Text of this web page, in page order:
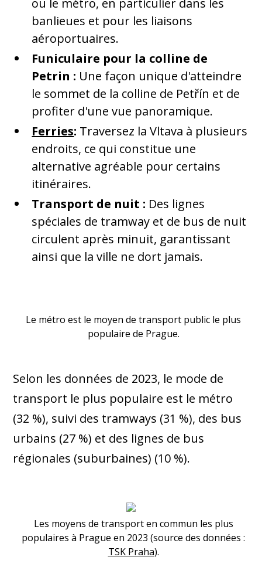
ou le métro, en particulier dans les
banlieues et pour les liaisons
aéroportuaires.
Funiculaire pour la colline de
Petrin : Une façon unique d'atteindre
le sommet de la colline de Petřín et de
profiter d'une vue panoramique.
Ferries: Traversez la Vltava à plusieurs
endroits, ce qui constitue une
alternative agréable pour certains
itinéraires.
Transport de nuit : Des lignes
spéciales de tramway et de bus de nuit
circulent après minuit, garantissant
ainsi que la ville ne dort jamais.
Le métro est le moyen de transport public le plus
populaire de Prague.
Selon les données de 2023, le mode de
transport le plus populaire est le métro
(32 %), suivi des tramways (31 %), des bus
urbains (27 %) et des lignes de bus
régionales (suburbaines) (10 %).
Les moyens de transport en commun les plus
populaires à Prague en 2023 (source des données :
TSK Praha).